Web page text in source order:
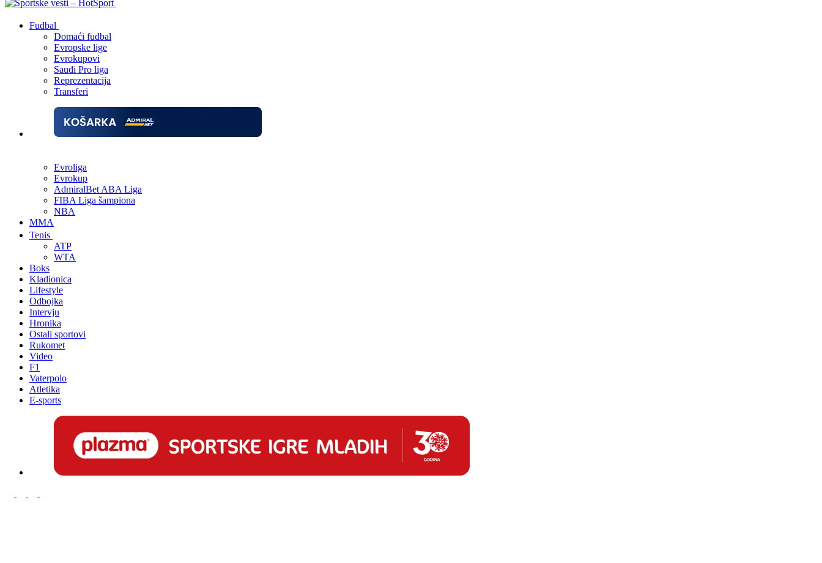
Fudbal
Domaći fudbal
Evropske lige
Evrokupovi
Saudi Pro liga
Reprezentacija
Transferi
Evroliga
Evrokup
AdmiralBet ABA Liga
FIBA Liga šampiona
NBA
MMA
Tenis
ATP
WTA
Boks
Kladionica
Lifestyle
Odbojka
Intervju
Hronika
Ostali sportovi
Rukomet
Video
F1
Vaterpolo
Atletika
E-sports